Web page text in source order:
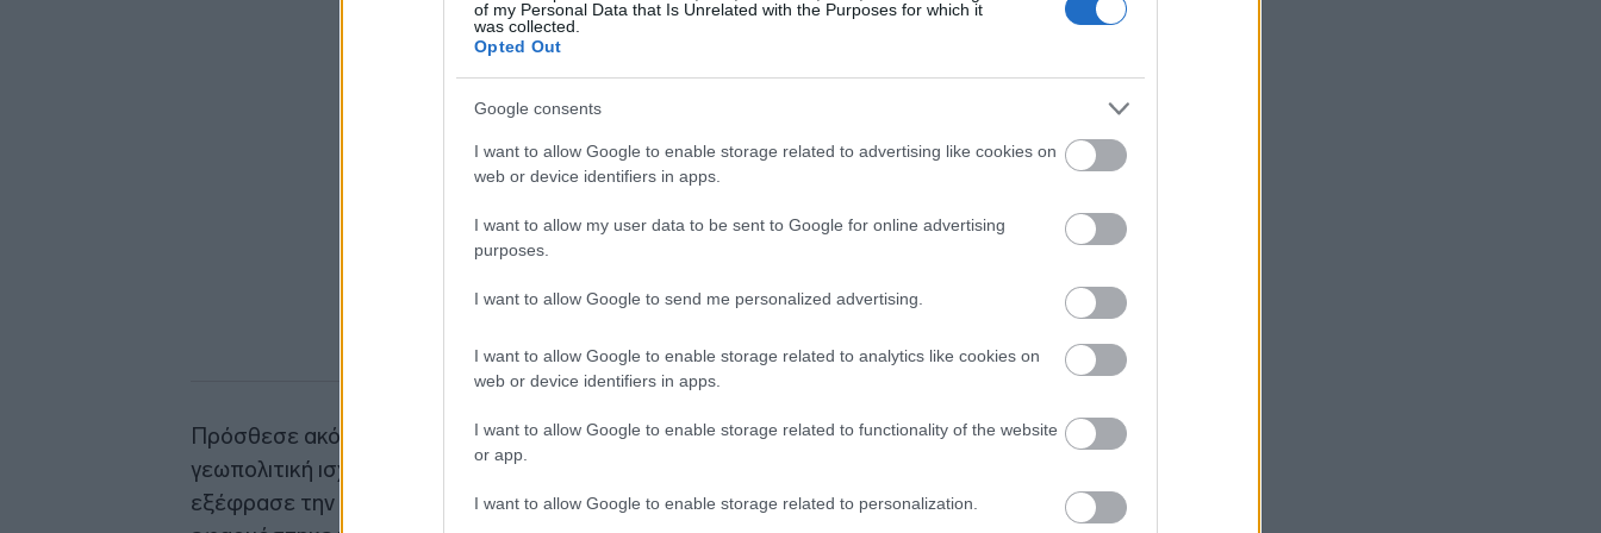
of my Personal Data that Is Unrelated with the Purposes for which it
was collected.
Opted Out
Google consents
I want to allow Google to enable storage related to advertising like cookies on
web or device identifiers in apps.
I want to allow my user data to be sent to Google for online advertising
purposes.
I want to allow Google to send me personalized advertising.
I want to allow Google to enable storage related to analytics like cookies on
web or device identifiers in apps.
I want to allow Google to enable storage related to functionality of the website
or app.
I want to allow Google to enable storage related to personalization.
Πρόσθεσε ακόμη ότι «η ευρωπαϊκή στρατηγική αυτονομία ή η ευρωπαϊκή
γεωπολιτική ισχύς» βασίζεται συχνά «στο μέγεθος και την κλίμακα», ενώ
εξέφρασε την άποψη ότι «η καλύτερη ευρωπαϊκή πολιτική που
έργων πριν τις 15/9
Από τις 28/8 η ψηφιακή ενεργοποίηση
2026
Δούναβη για να παραταθεί η
λειτουργία πυρηνικού σταθμού
άμυνα και ενέργεια - Ελλάδα και Ιταλία
ως στιγμής κάνουν χρήση της
επέκτασης στην ενέργεια
ΟΛΘ ΑΕ: Νέα επένδυση σε σύγχρονο
παραγωγικότητας και τη βελτίωση της
εξυπηρέτησης
Diageo: Το πρόγραμμα περικοπών 1
δισ. δολ. ανεβάζει τη μετοχή 7%